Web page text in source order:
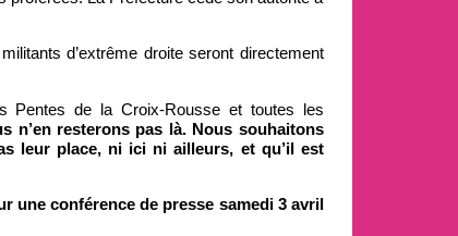
d’extrême droite seront directement
Pentes de la Croix-Rousse et toutes les
n’en resterons pas là. Nous souhaitons
leur place, ni ici ni ailleurs, et qu’il est
une conférence de presse samedi 3 avril